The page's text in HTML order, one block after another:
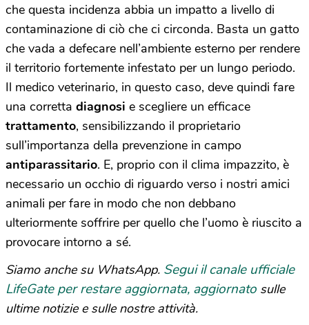
che questa incidenza abbia un impatto a livello di
contaminazione di ciò che ci circonda. Basta un gatto
che vada a defecare nell’ambiente esterno per rendere
il territorio fortemente infestato per un lungo periodo.
Il medico veterinario, in questo caso, deve quindi fare
una corretta diagnosi e scegliere un efficace
trattamento, sensibilizzando il proprietario
sull’importanza della prevenzione in campo
antiparassitario. E, proprio con il clima impazzito, è
necessario un occhio di riguardo verso i nostri amici
animali per fare in modo che non debbano
ulteriormente soffrire per quello che l’uomo è riuscito a
provocare intorno a sé.
Siamo anche su WhatsApp. Segui il canale ufficiale
LifeGate per restare aggiornata, aggiornato sulle
ultime notizie e sulle nostre attività.